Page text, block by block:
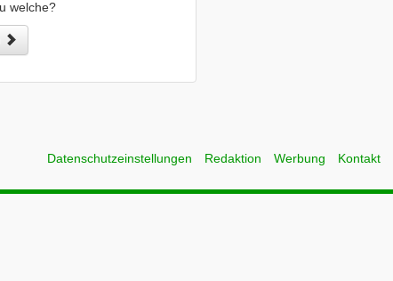
welche?
Datenschutzeinstellungen Redaktion Werbung Kontakt